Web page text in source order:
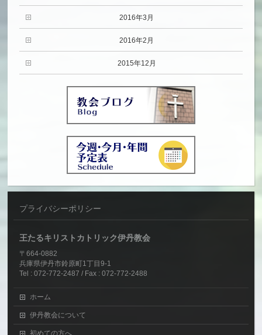
2016年3月
2016年2月
2015年12月
プライバシーポリシー
王たるキリストカトリック伊丹教会
〒664-0882
兵庫県伊丹市鈴原町1丁目9-1
Tel : 072-772-2487 / Fax : 072-772-2488
ホーム
伊丹教会について
初めての方へ